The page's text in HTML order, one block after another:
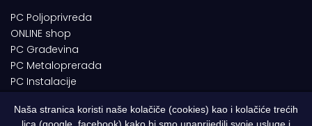
PC Poljoprivreda
ONLINE shop
PC Građevina
PC Metaloprerada
PC Instalacije
Naša stranica koristi naše kolačiče (cookies) kao i kolačiće trećih